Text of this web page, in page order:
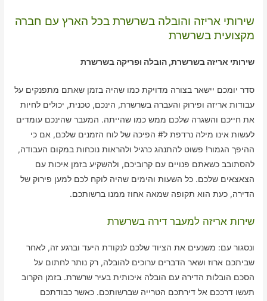
שירותי אריזה והובלה בשרשרת בכל הארץ עם חברה
מקצועית בשרשרת
שירותי אריזה בשרשרת, הובלה ופריקה בשרשרת
סדר יומכם יישאר בצורה מדויקת כמו שהיה בזמן שאתם מתפנקים על
עבודות אריזה ופירוק והעברה בשרשרת, הינכם, טכנית, יכולים לחיות
את חייכם והשגרה שלכם ממש כמו שהייתה. המעבר שהינכם עומדים
לעשות אינו מילה נרדפת ל# הפיכה של לוח הזמנים שלכם, אם כי
ההיפך הגמור! פשוט להתנהג כרגיל ולהראות נוכחות במקום העבודה,
להסתובב כשאתם פנויים עם קרוביכם, ולהשקיע בזמן איכות עם
הצאצאים שלכם. כל השעות והימים שהיה לוקח לכם למען פירוק של
הדירה, כעת הוא תקופה שמאה אחוז ממנו ברשותכם.
שירות אריזה למעבר דירה בשרשרת
ונסגור עם: משנעים את הציוד שלכם לנקודת היעד וברגע זה, לאחר
שביתכם ארוז ושאר הדברים ערוכים להובלה, רק נותר לחתום על
הסכם הובלות הדירה עם הובלה איכותית בעיר שרשרת. בזמן הקרוב
תעשו דרככם אל דירתכם הטרייה שברשותכם. כאשר כבודתכם